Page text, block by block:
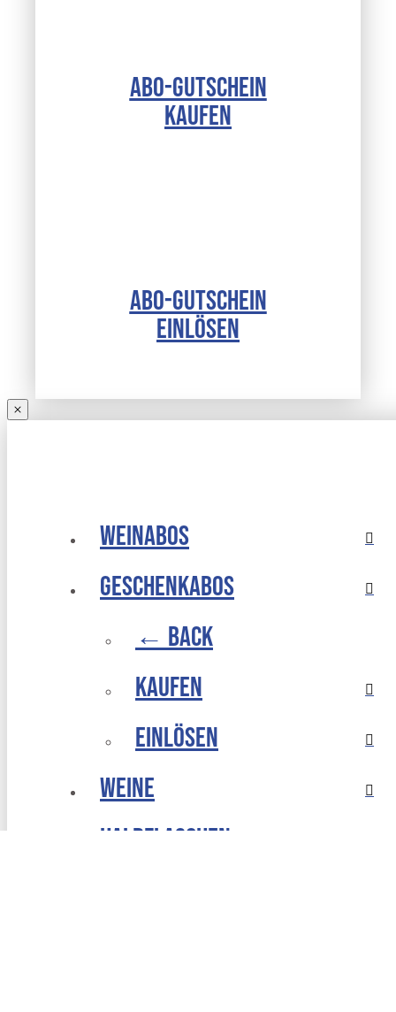
ABO-GUTSCHEIN
KAUFEN
ABO-GUTSCHEIN
EINLÖSEN
Weinabos
Geschenkabos
← Back
Kaufen
Einlösen
Weine
Halbflaschen